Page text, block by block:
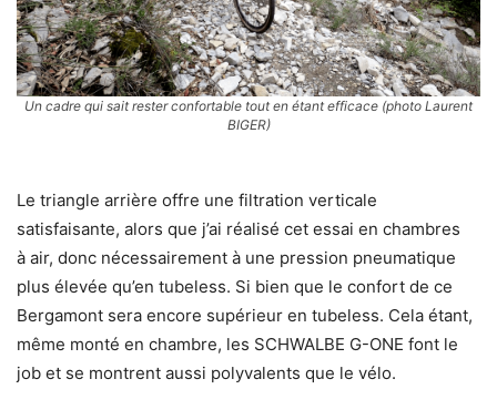
Un cadre qui sait rester confortable tout en étant efficace (photo Laurent
BIGER)
Le triangle arrière offre une filtration verticale
satisfaisante, alors que j’ai réalisé cet essai en chambres
à air, donc nécessairement à une pression pneumatique
plus élevée qu’en tubeless. Si bien que le confort de ce
Bergamont sera encore supérieur en tubeless. Cela étant,
même monté en chambre, les SCHWALBE G-ONE font le
job et se montrent aussi polyvalents que le vélo.